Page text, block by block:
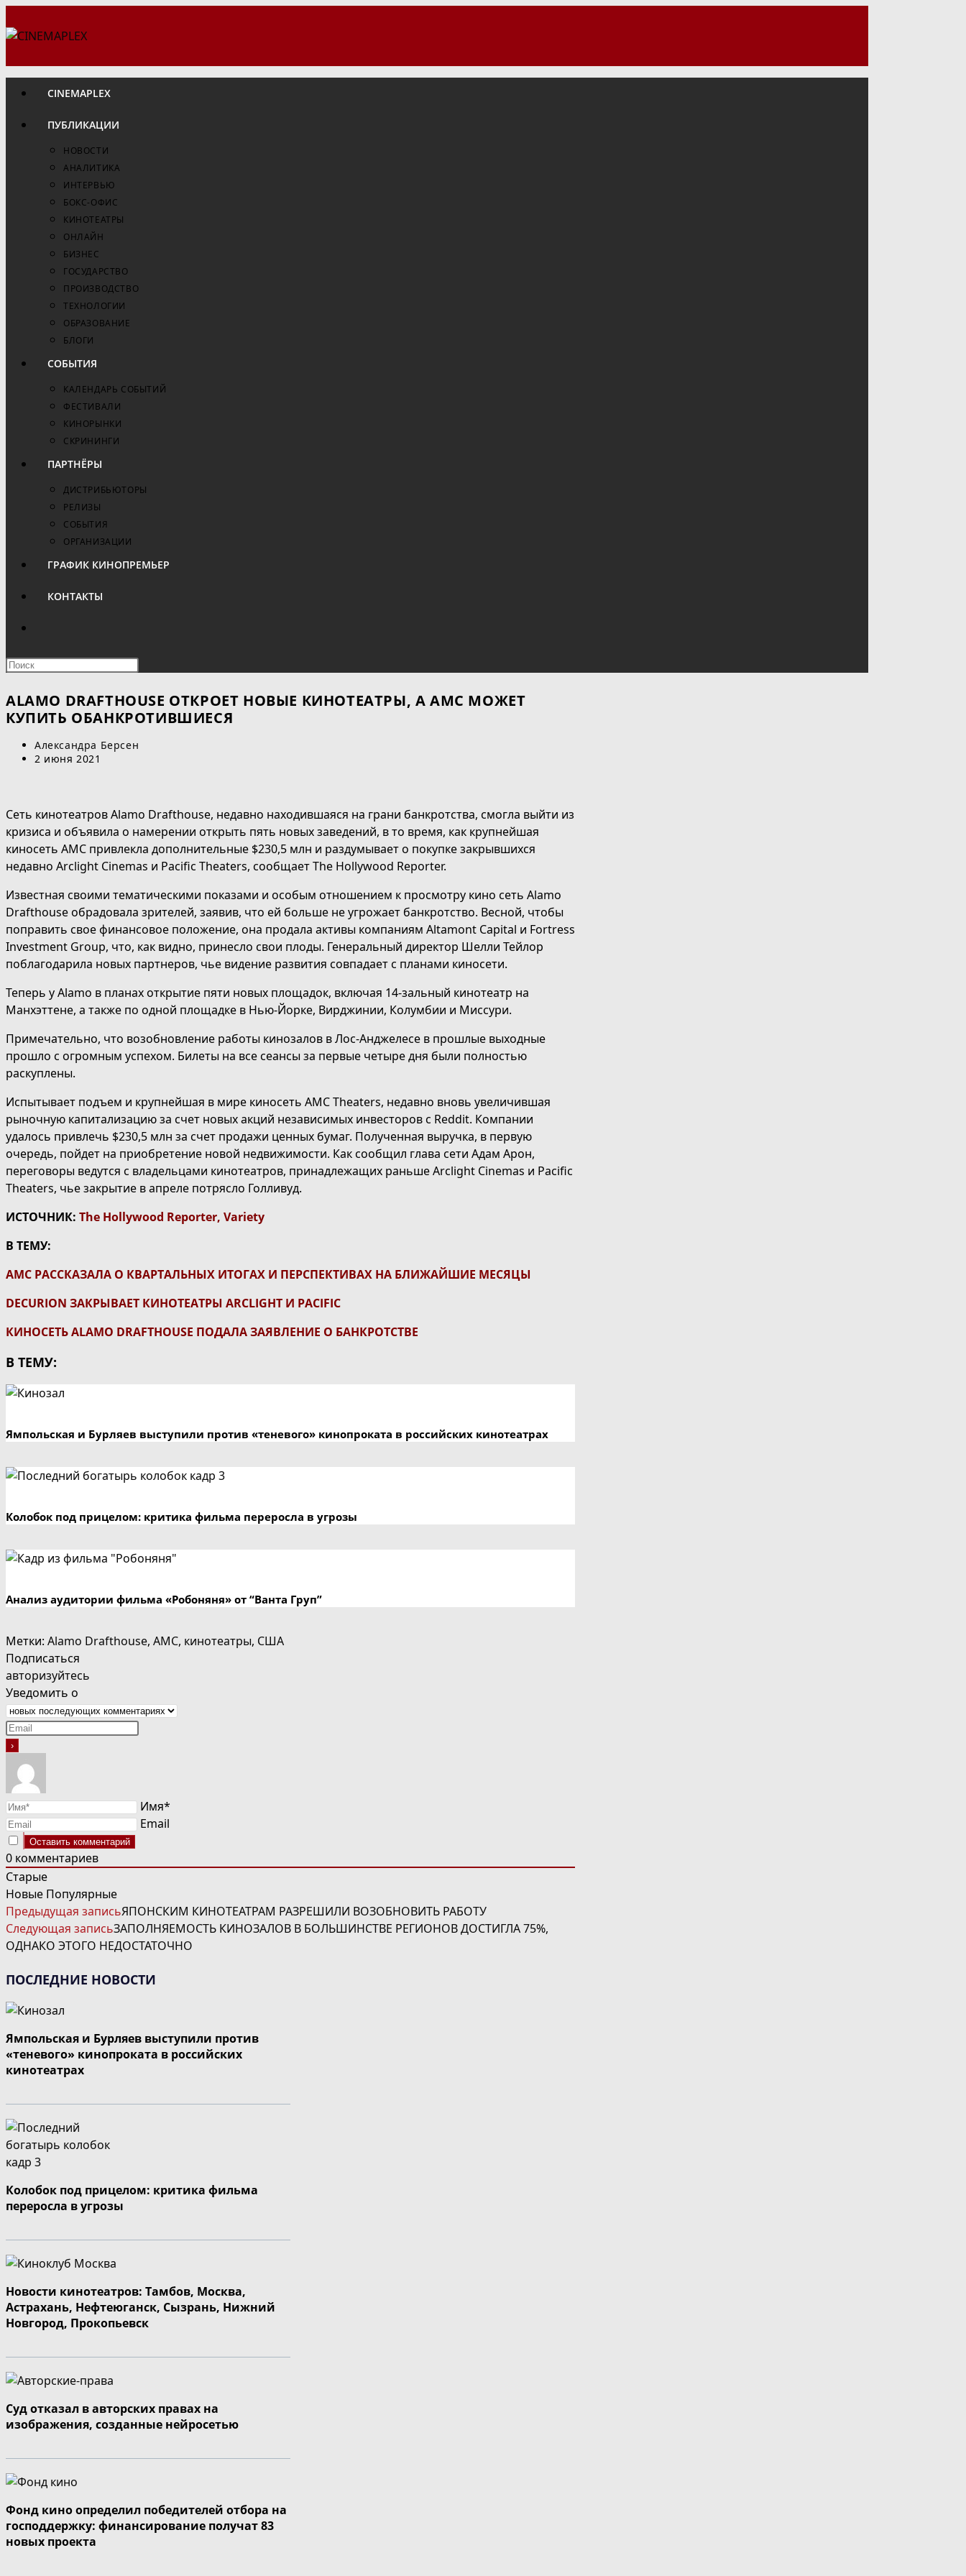
к
CINEMAPLEX
ПУБЛИКАЦИИ
НОВОСТИ
АНАЛИТИКА
ИНТЕРВЬЮ
БОКС-ОФИС
КИНОТЕАТРЫ
ОНЛАЙН
БИЗНЕС
ГОСУДАРСТВО
ПРОИЗВОДСТВО
ТЕХНОЛОГИИ
ОБРАЗОВАНИЕ
БЛОГИ
СОБЫТИЯ
КАЛЕНДАРЬ СОБЫТИЙ
ФЕСТИВАЛИ
КИНОРЫНКИ
СКРИНИНГИ
ПАРТНЁРЫ
ДИСТРИБЬЮТОРЫ
РЕЛИЗЫ
СОБЫТИЯ
ОРГАНИЗАЦИИ
ГРАФИК КИНОПРЕМЬЕР
КОНТАКТЫ
ПОИСК
ВЕБ-
САЙТУ
Нажмите
Escape,
чтобы
ALAMO DRAFTHOUSE ОТКРОЕТ НОВЫЕ КИНОТЕАТРЫ, А AMC МОЖЕТ
КУПИТЬ ОБАНКРОТИВШИЕСЯ
Автор
записи:
Александра Берсен
Запись
2 июня 2021
Сеть кинотеатров Alamo Drafthouse, недавно находившаяся на грани банкротства, смогла выйти из
кризиса и объявила о намерении открыть пять новых заведений, в то время, как крупнейшая
киносеть AMC привлекла дополнительные $230,5 млн и раздумывает о покупке закрывшихся
недавно Arclight Cinemas и Pacific Theaters, сообщает The Hollywood Reporter.
Известная своими тематическими показами и особым отношением к просмотру кино сеть Alamo
Drafthouse обрадовала зрителей, заявив, что ей больше не угрожает банкротство. Весной, чтобы
поправить свое финансовое положение, она продала активы компаниям Altamont Capital и Fortress
Investment Group, что, как видно, принесло свои плоды. Генеральный директор Шелли Тейлор
поблагодарила новых партнеров, чье видение развития совпадает с планами киносети.
Теперь у Alamo в планах открытие пяти новых площадок, включая 14-зальный кинотеатр на
Манхэттене, а также по одной площадке в Нью-Йорке, Вирджинии, Колумбии и Миссури.
Примечательно, что возобновление работы кинозалов в Лос-Анджелесе в прошлые выходные
прошло с огромным успехом. Билеты на все сеансы за первые четыре дня были полностью
раскуплены.
Испытывает подъем и крупнейшая в мире киносеть AMC Theaters, недавно вновь увеличившая
рыночную капитализацию за счет новых акций независимых инвесторов с Reddit. Компании
удалось привлечь $230,5 млн за счет продажи ценных бумаг. Полученная выручка, в первую
очередь, пойдет на приобретение новой недвижимости. Как сообщил глава сети Адам Арон,
переговоры ведутся с владельцами кинотеатров, принадлежащих раньше Arclight Cinemas и Pacific
Theaters, чье закрытие в апреле потрясло Голливуд.
ИСТОЧНИК: The Hollywood Reporter, Variety
В ТЕМУ:
AMC РАССКАЗАЛА О КВАРТАЛЬНЫХ ИТОГАХ И ПЕРСПЕКТИВАХ НА БЛИЖАЙШИЕ МЕСЯЦЫ
DECURION ЗАКРЫВАЕТ КИНОТЕАТРЫ ARCLIGHT И PACIFIC
КИНОСЕТЬ ALAMO DRAFTHOUSE ПОДАЛА ЗАЯВЛЕНИЕ О БАНКРОТСТВЕ
В ТЕМУ:
Ямпольская и Бурляев выступили против «теневого» кинопроката в российских кинотеатрах
Колобок под прицелом: критика фильма переросла в угрозы
Анализ аудитории фильма «Робоняня» от “Ванта Груп”
Метки: Alamo Drafthouse, AMC, кинотеатры, США
Подписаться
авторизуйтесь
Уведомить о
Имя*
Email
0 комментариев
Старые
Новые Популярные
ЧИТАТЬ
ДАЛЕЕ
СТАТЬИ
Предыдущая записьЯПОНСКИМ КИНОТЕАТРАМ РАЗРЕШИЛИ ВОЗОБНОВИТЬ РАБОТУ
Следующая записьЗАПОЛНЯЕМОСТЬ КИНОЗАЛОВ В БОЛЬШИНСТВЕ РЕГИОНОВ ДОСТИГЛА 75%,
ОДНАКО ЭТОГО НЕДОСТАТОЧНО
ПОСЛЕДНИЕ НОВОСТИ
Ямпольская и Бурляев выступили против
«теневого» кинопроката в российских
кинотеатрах
Колобок под прицелом: критика фильма
переросла в угрозы
Новости кинотеатров: Тамбов, Москва,
Астрахань, Нефтеюганск, Сызрань, Нижний
Новгород, Прокопьевск
Суд отказал в авторских правах на
изображения, созданные нейросетью
Фонд кино определил победителей отбора на
господдержку: финансирование получат 83
новых проекта